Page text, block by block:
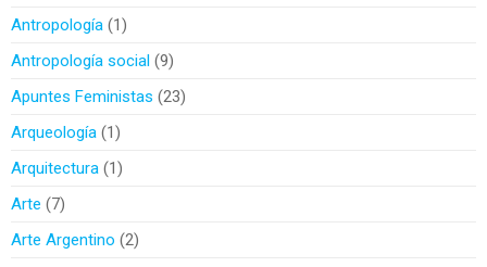
Antropología 1
Antropología social 9
Apuntes Feministas 23
Arqueología 1
Arquitectura 1
Arte
7
Arte Argentino 2